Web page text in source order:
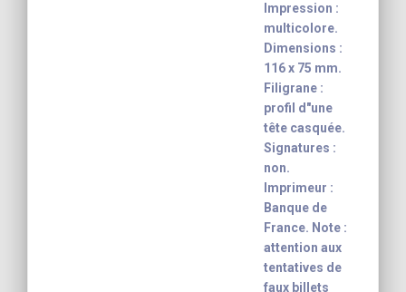
Impression :
multicolore.
Dimensions :
116 x 75 mm.
Filigrane :
profil d"une
tête casquée.
Signatures :
non.
Imprimeur :
Banque de
France. Note :
attention aux
tentatives de
faux billets